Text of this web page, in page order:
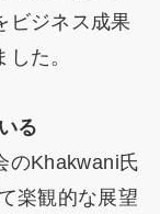
ビジネス成果
た。
る
のKhakwani氏
楽観的な展望